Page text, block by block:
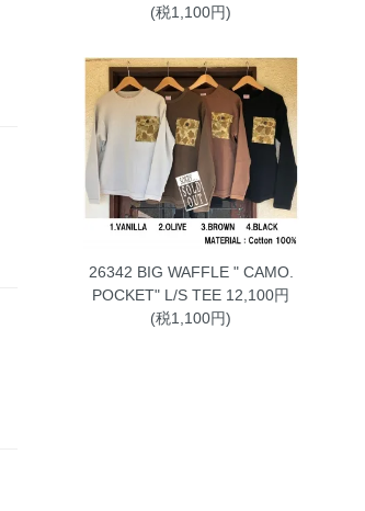
(税1,100円)
26342 BIG WAFFLE " CAMO.
POCKET" L/S TEE 12,100円
(税1,100円)